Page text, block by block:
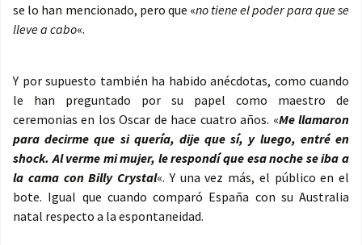
se lo han mencionado, pero que «no tiene el poder para que se
lleve a cabo«.
Y por supuesto también ha habido anécdotas, como cuando
le han preguntado por su papel como maestro de
ceremonias en los Oscar de hace cuatro años. «Me llamaron
para decirme que si quería, dije que sí, y luego, entré en
shock. Al verme mi mujer, le respondí que esa noche se iba a
la cama con Billy Crystal«. Y una vez más, el público en el
bote. Igual que cuando comparó España con su Australia
natal respecto a la espontaneidad.